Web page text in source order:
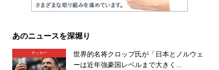
あのニュースを深堀り
サッカー
世界的名将クロップ氏が「日本とノルウェ
ーは近年強豪国レベルまで大きく...